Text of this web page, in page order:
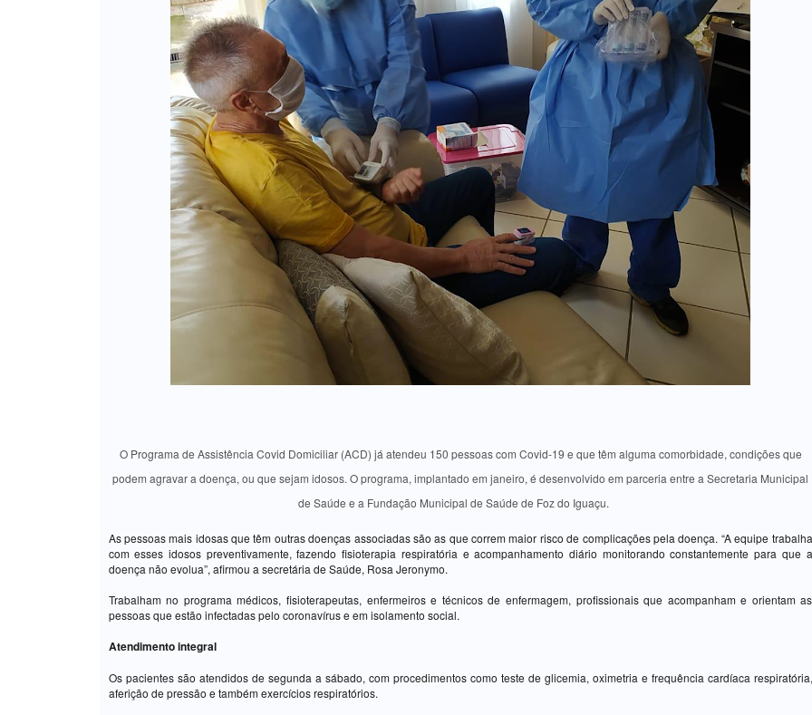
O Programa de Assistência Covid Domiciliar (ACD) já atendeu 150 pessoas com Covid-19 e que têm alguma comorbidade, condições que
podem agravar a doença, ou que sejam idosos. O programa, implantado em janeiro, é desenvolvido em parceria entre a Secretaria Municipal
de Saúde e a Fundação Municipal de Saúde de Foz do Iguaçu.
As pessoas mais idosas que têm outras doenças associadas são as que correm maior risco de complicações pela doença. “A equipe trabalha
com esses idosos preventivamente, fazendo fisioterapia respiratória e acompanhamento diário monitorando constantemente para que a
doença não evolua”, afirmou a secretária de Saúde, Rosa Jeronymo.
Trabalham no programa médicos, fisioterapeutas, enfermeiros e técnicos de enfermagem, profissionais que acompanham e orientam as
pessoas que estão infectadas pelo coronavírus e em isolamento social.
Atendimento integral
Os pacientes são atendidos de segunda a sábado, com procedimentos como teste de glicemia, oximetria e frequência cardíaca respiratória,
aferição de pressão e também exercícios respiratórios.